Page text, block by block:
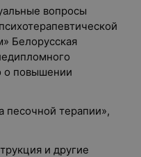
вопросы
Белорусская
о повышении
песочной терапии»,
и другие